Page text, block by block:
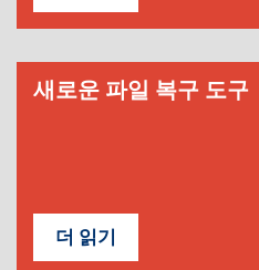
새로운 파일 복구 도구
더 읽기